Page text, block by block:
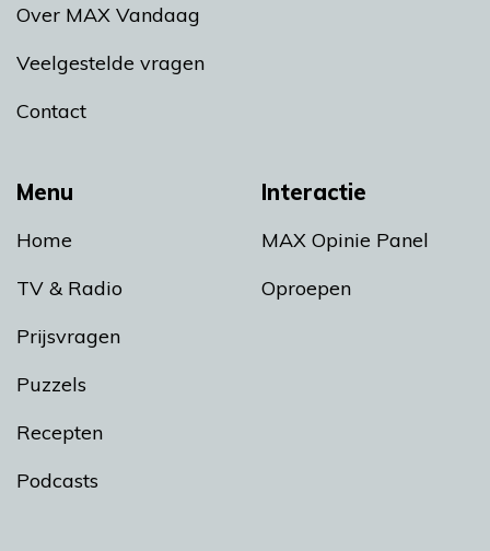
Menu
Home
TV & Radio
Prijsvragen
Puzzels
Recepten
Podcasts
Interactie
MAX Opinie Panel
Oproepen
Over MAX Vandaag
Veelgestelde vragen
Contact